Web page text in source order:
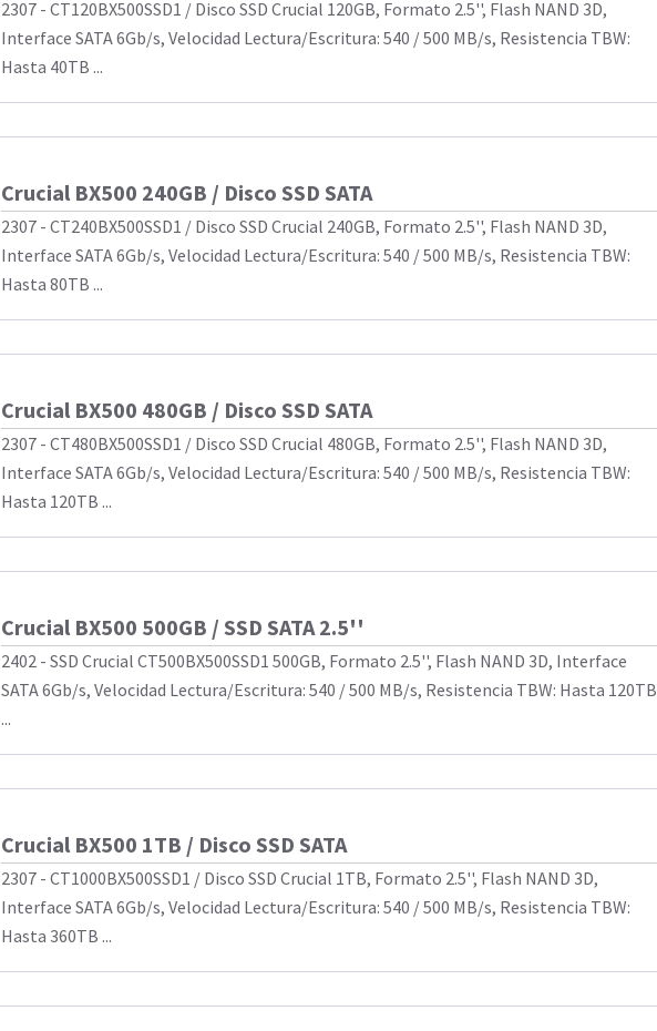
2307 - CT120BX500SSD1 / Disco SSD Crucial 120GB, Formato 2.5'', Flash NAND 3D,
Interface SATA 6Gb/s, Velocidad Lectura/Escritura: 540 / 500 MB/s, Resistencia TBW:
Hasta 40TB ...
Crucial BX500 240GB / Disco SSD SATA
2307 - CT240BX500SSD1 / Disco SSD Crucial 240GB, Formato 2.5'', Flash NAND 3D,
Interface SATA 6Gb/s, Velocidad Lectura/Escritura: 540 / 500 MB/s, Resistencia TBW:
Hasta 80TB ...
Crucial BX500 480GB / Disco SSD SATA
2307 - CT480BX500SSD1 / Disco SSD Crucial 480GB, Formato 2.5'', Flash NAND 3D,
Interface SATA 6Gb/s, Velocidad Lectura/Escritura: 540 / 500 MB/s, Resistencia TBW:
Hasta 120TB ...
Crucial BX500 500GB / SSD SATA 2.5''
2402 - SSD Crucial CT500BX500SSD1 500GB, Formato 2.5'', Flash NAND 3D, Interface
SATA 6Gb/s, Velocidad Lectura/Escritura: 540 / 500 MB/s, Resistencia TBW: Hasta 120TB
...
Crucial BX500 1TB / Disco SSD SATA
2307 - CT1000BX500SSD1 / Disco SSD Crucial 1TB, Formato 2.5'', Flash NAND 3D,
Interface SATA 6Gb/s, Velocidad Lectura/Escritura: 540 / 500 MB/s, Resistencia TBW:
Hasta 360TB ...